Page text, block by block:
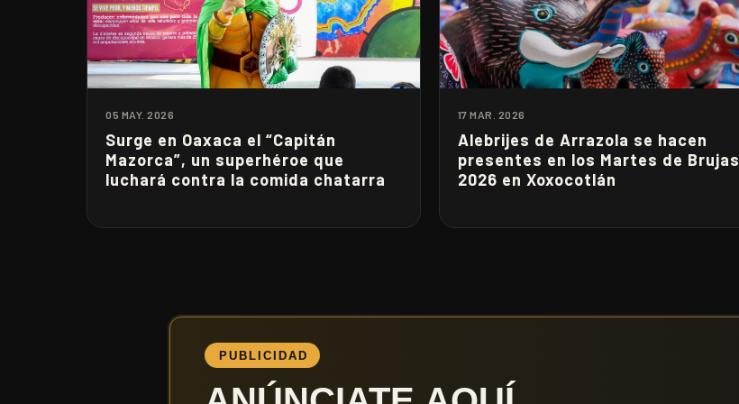
05 MAY. 2026
Surge en Oaxaca el “Capitán
Mazorca”, un superhéroe que
luchará contra la comida chatarra
17 MAR. 2026
Alebrijes de Arrazola se hacen
presentes en los Martes de Brujas
2026 en Xoxocotlán